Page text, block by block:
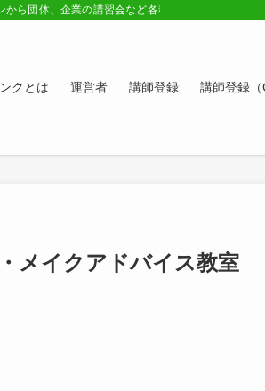
ら団体、企業の講習会など各種講師の紹介ペー
クとは 運営者 講師登録 講師登録（
メイクアドバイス教室